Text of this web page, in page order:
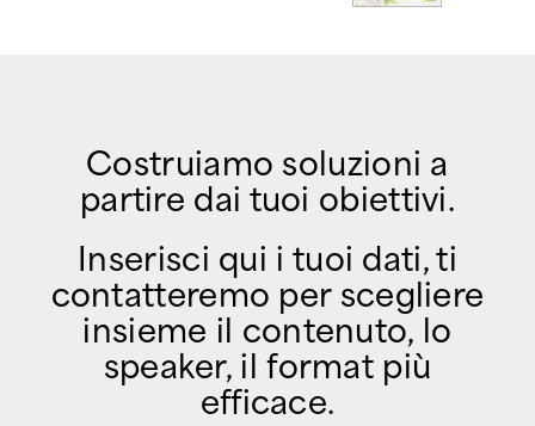
Costruiamo soluzioni a
partire dai tuoi obiettivi.
Inserisci qui i tuoi dati, ti
contatteremo per scegliere
insieme il contenuto, lo
speaker, il format più
efficace.